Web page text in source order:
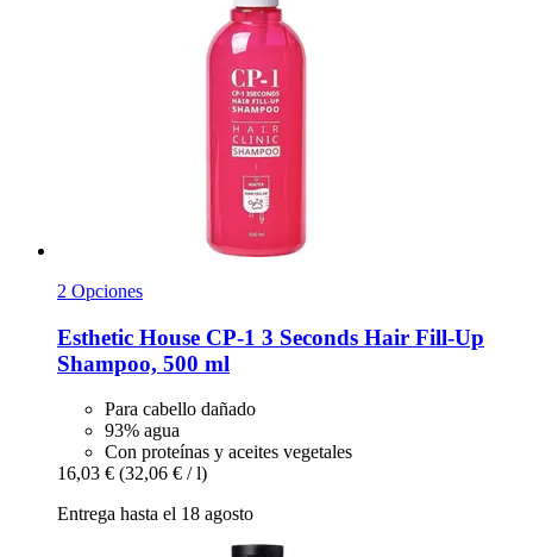
2 Opciones
Esthetic House CP-​1 3 Seconds Hair Fill-​Up
Shampoo, 500 ml
Para cabello dañado
93% agua
Con proteínas y aceites vegetales
16,03 € (32,06 € / l)
Entrega hasta el 18 agosto